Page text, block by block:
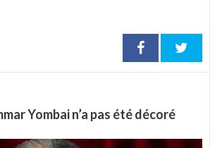
Yombai n’a pas été décoré